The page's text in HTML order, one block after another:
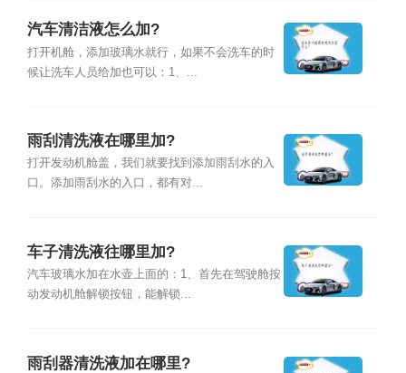
汽车清洁液怎么加?
打开机舱，添加玻璃水就行，如果不会洗车的时
候让洗车人员给加也可以：1、...
雨刮清洗液在哪里加?
打开发动机舱盖，我们就要找到添加雨刮水的入
口。添加雨刮水的入口，都有对...
车子清洗液往哪里加?
汽车玻璃水加在水壶上面的：1、首先在驾驶舱按
动发动机舱解锁按钮，能解锁...
雨刮器清洗液加在哪里?